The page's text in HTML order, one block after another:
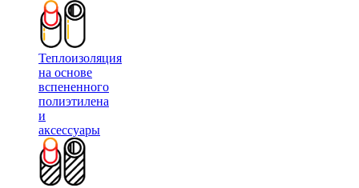
Теплоизоляция
на основе
вспененного
полиэтилена
и
аксессуары